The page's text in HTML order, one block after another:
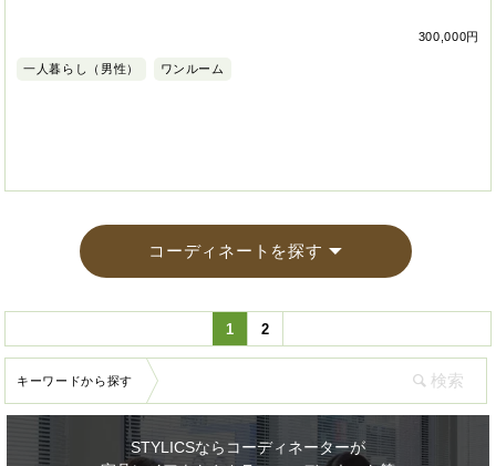
300,000円
一人暮らし（男性） ワンルーム
コーディネートを探す
1 2
キーワードから探す
STYLICSならコーディネーターが